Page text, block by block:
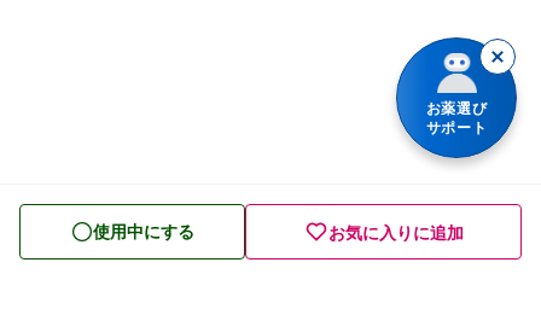
皮膚薬 使用中にする お気に入りに追加
お薬選び
サポート